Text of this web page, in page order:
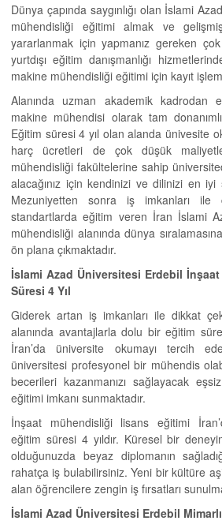
Dünya çapında saygınlığı olan İslami
mühendisliği eğitimi almak ve
yararlanmak için yapmanız gereken
yurtdışı eğitim danışmanlığı
makine mühendisliği eğitimi için kayıt
Alanında uzman akademik kadrodan
makine mühendisi olarak tam
Eğitim süresi 4 yıl olan alanda ünivesite
harç ücretleri de çok düşük
mühendisliği fakültelerine sahip
alacağınız için kendinizi ve dilinizi en iyi
Mezuniyetten sonra iş imkanları
standartlarda eğitim veren İran İslami
mühendisliği alanında dünya
ön plana çıkmaktadır.
İslami Azad Üniversitesi Erdebil
Süresi 4 Yıl
Giderek artan iş imkanları ile dikkat
alanında avantajlarla dolu bir eğitim
İran’da üniversite okumayı tercih
üniversitesi profesyonel bir mühendis
becerileri kazanmanızı sağlayacak
eğitimi imkanı sunmaktadır.
İnşaat mühendisliği lisans eğitimi
eğitim süresi 4 yıldır. Küresel bir
olduğunuzda beyaz diplomanın
rahatça iş bulabilirsiniz. Yeni bir kültüre
alan öğrencilere zengin iş fırsatları
İslami Azad Üniversitesi Erdebil